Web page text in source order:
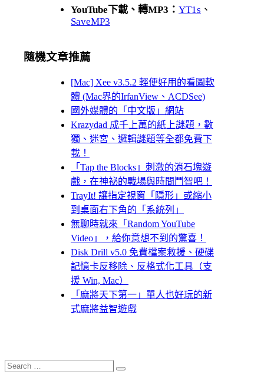
YouTube下載、轉MP3： YT1s 、
SaveMP3
隨機文章推薦
[Mac] Xee v3.5.2 輕便好用的看圖軟
體 (Mac界的IrfanView、ACDSee)
國外媒體的「中文版」網站
Krazydad 成千上萬的紙上謎題，數
獨、迷宮、邏輯謎題等全都免費下
載！
「Tap the Blocks」刺激的消石塊遊
戲，在神祕的戰場與時間鬥智吧！
TrayIt! 讓指定視窗「隱形」或縮小
到桌面右下角的「系統列」
無聊時就來「Random YouTube
Video」，給你意想不到的驚喜！
Disk Drill v5.0 免費檔案救援、硬碟
記憶卡反移除、反格式化工具（支
援 Win, Mac）
「麻將天下第一」單人也好玩的新
式麻將益智遊戲
Search
for:
Search